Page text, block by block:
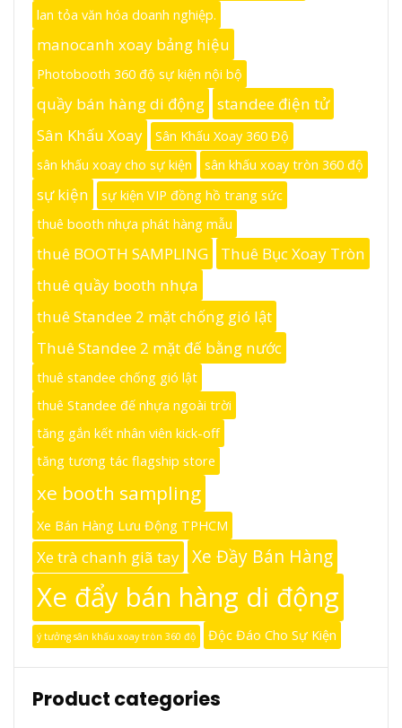
lan tỏa văn hóa doanh nghiệp.
manocanh xoay bảng hiệu
Photobooth 360 độ sự kiện nội bộ
quầy bán hàng di động
standee điện tử
Sân Khấu Xoay
Sân Khấu Xoay 360 Độ
sân khấu xoay cho sự kiện
sân khấu xoay tròn 360 độ
sự kiện
sự kiện VIP đồng hồ trang sức
thuê booth nhựa phát hàng mẫu
thuê BOOTH SAMPLING
Thuê Bục Xoay Tròn
thuê quầy booth nhựa
thuê Standee 2 mặt chống gió lật
Thuê Standee 2 mặt đế bằng nước
thuê standee chống gió lật
thuê Standee đế nhựa ngoài trời
tăng gắn kết nhân viên kick-off
tăng tương tác flagship store
xe booth sampling
Xe Bán Hàng Lưu Động TPHCM
Xe trà chanh giã tay Xe Đầy Bán Hàng
Xe đẩy bán hàng di động
ý tưởng sân khấu xoay tròn 360 độ Độc Đáo Cho Sự Kiện
Product categories